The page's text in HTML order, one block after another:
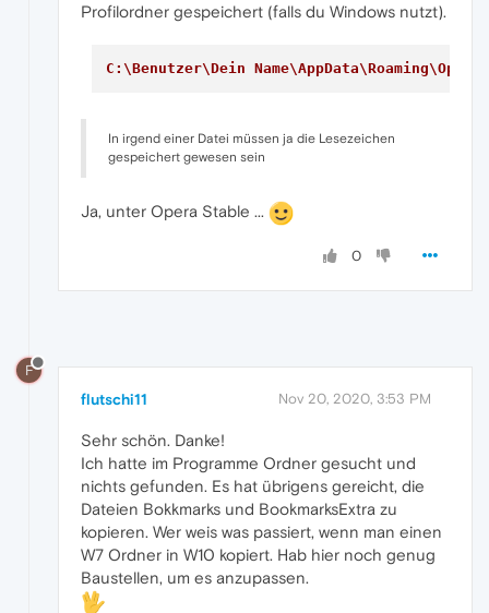
Profilordner gespeichert (falls du Windows nutzt).
C:\Benutzer\Dein
In irgend einer Datei müssen ja die Lesezeichen
gespeichert gewesen sein
Ja, unter Opera Stable ...
0
F
flutschi11 Nov 20, 2020, 3:53 PM
Sehr schön. Danke!
Ich hatte im Programme Ordner gesucht und
nichts gefunden. Es hat übrigens gereicht, die
Dateien Bokkmarks und BookmarksExtra zu
kopieren. Wer weis was passiert, wenn man einen
W7 Ordner in W10 kopiert. Hab hier noch genug
Baustellen, um es anzupassen.